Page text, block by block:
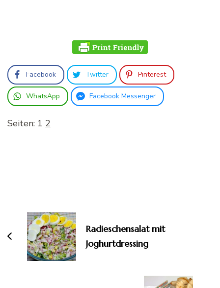
Facebook Twitter Pinterest
WhatsApp Facebook Messenger
Seiten: 1 2
Radieschensalat mit
Joghurtdressing